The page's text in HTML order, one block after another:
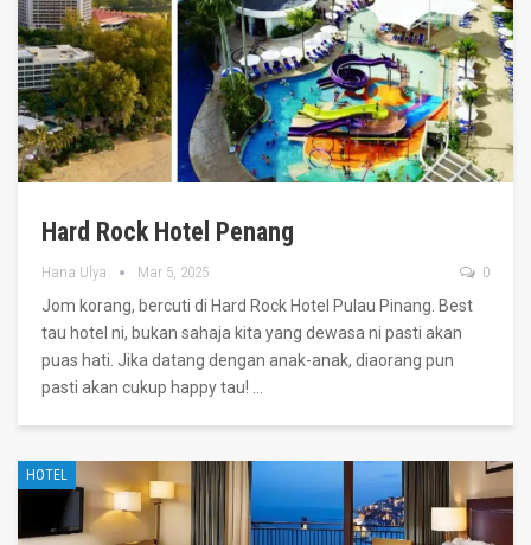
Hard Rock Hotel Penang
Hana Ulya Mar 5, 2025 0
Jom korang, bercuti di Hard Rock Hotel Pulau Pinang. Best
tau hotel ni, bukan sahaja kita yang dewasa ni pasti akan
puas hati. Jika datang dengan anak-anak, diaorang pun
pasti akan cukup happy tau!
HOTEL